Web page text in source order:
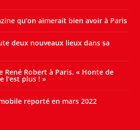
qu’on aimerait bien avoir à Paris
deux nouveaux lieux dans sa
Robert à Paris. « Honte de
l’est plus ! »
reporté en mars 2022